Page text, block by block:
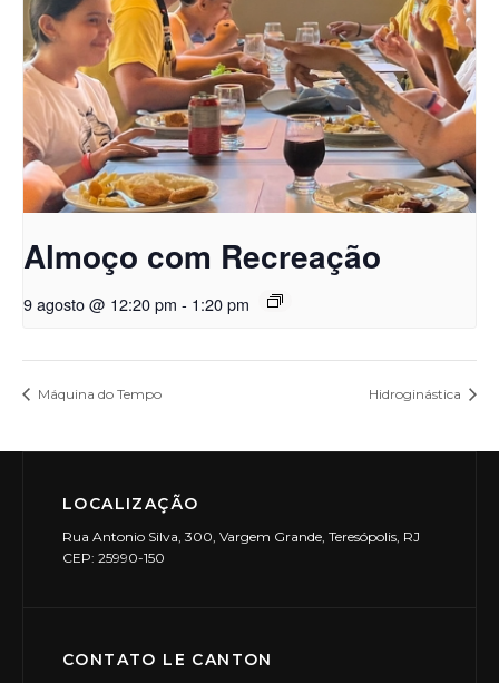
Almoço com Recreação
9 agosto @ 12:20 pm - 1:20 pm
Máquina do Tempo Hidroginástica
LOCALIZAÇÃO
Rua Antonio Silva, 300, Vargem Grande, Teresópolis, RJ
CEP: 25990-150
CONTATO LE CANTON